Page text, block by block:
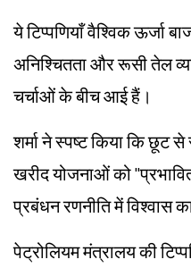
ये टिप्पणियाँ वैश्विक ऊर्जा
अनिश्चितता और रूसी तेल
चर्चाओं के बीच आई हैं।
शर्मा ने स्पष्ट किया कि छूट
खरीद योजनाओं को
प्रबंधन रणनीति में विश्वास
पेट्रोलियम मंत्रालय की